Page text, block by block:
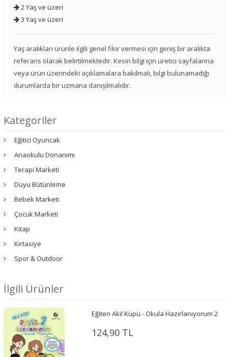
2 Yaş ve üzeri
3 Yaş ve üzeri
Yaş aralıkları ürünle ilgili genel fikir vermesi için geniş bir aralıkta
referans olarak belirtilmektedir. Kesin bilgi için üretici sayfalarına
veya ürün üzerindeki açıklamalara bakılmalı, bilgi bulunamadığı
durumlarda bir uzmana danışılmalıdır.
Kategoriler
Eğitici Oyuncak
Anaokulu Donanımı
Terapi Marketi
Duyu Bütünleme
Bebek Marketi
Çocuk Marketi
Kitap
Kırtasiye
Spor & Outdoor
İlgili Ürünler
Eğiten Akıl Küpü - Okula Hazırlanıyorum 2
124,90 TL